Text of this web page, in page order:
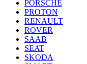
PORSCHE
PROTON
RENAULT
ROVER
SAAB
SEAT
SKODA